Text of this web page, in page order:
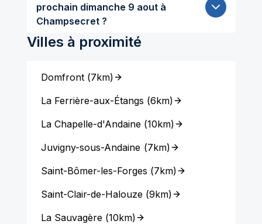
prochain dimanche 9 aout à
Champsecret ?
Villes à proximité
Domfront(7km)
La Ferrière-aux-Étangs (6km)
La Chapelle-d'Andaine(10km)
Juvigny-sous-Andaine (7km)
Saint-Bômer-les-Forges (7km)
Saint-Clair-de-Halouze(9km)
La Sauvagère(10km)